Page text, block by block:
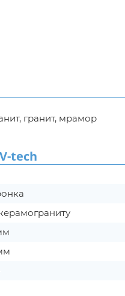
гранит, мрамор
tech